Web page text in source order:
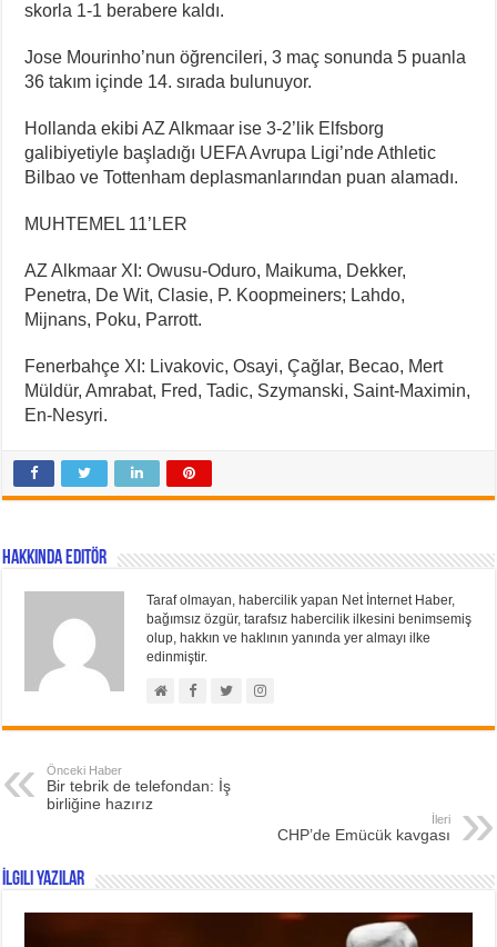
skorla 1-1 berabere kaldı.
Jose Mourinho’nun öğrencileri, 3 maç sonunda 5 puanla
36 takım içinde 14. sırada bulunuyor.
Hollanda ekibi AZ Alkmaar ise 3-2’lik Elfsborg
galibiyetiyle başladığı UEFA Avrupa Ligi’nde Athletic
Bilbao ve Tottenham deplasmanlarından puan alamadı.
MUHTEMEL 11’LER
AZ Alkmaar XI: Owusu-Oduro, Maikuma, Dekker,
Penetra, De Wit, Clasie, P. Koopmeiners; Lahdo,
Mijnans, Poku, Parrott.
Fenerbahçe XI: Livakovic, Osayi, Çağlar, Becao, Mert
Müldür, Amrabat, Fred, Tadic, Szymanski, Saint-Maximin,
En-Nesyri.
Hakkında Editör
Taraf olmayan, habercilik yapan Net İnternet Haber,
bağımsız özgür, tarafsız habercilik ilkesini benimsemiş
olup, hakkın ve haklının yanında yer almayı ilke
edinmiştir.
Önceki Haber
Bir tebrik de telefondan: İş
birliğine hazırız
İleri
CHP’de Emücük kavgası
İlgili Yazılar